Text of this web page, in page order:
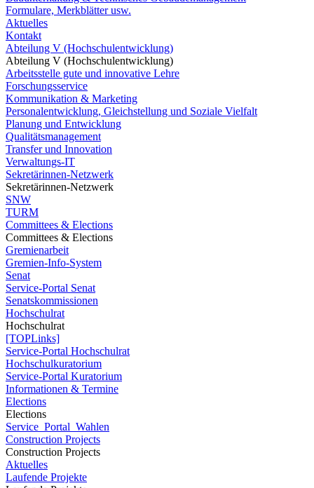
Formulare, Merkblätter usw.
Aktuelles
Kontakt
Abteilung V (Hochschulentwicklung)
Abteilung V (Hochschulentwicklung)
Arbeitsstelle gute und innovative Lehre
Forschungsservice
Kommunikation & Marketing
Personalentwicklung, Gleichstellung und Soziale Vielfalt
Planung und Entwicklung
Qualitätsmanagement
Transfer und Innovation
Verwaltungs-IT
Sekretärinnen-Netzwerk
Sekretärinnen-Netzwerk
SNW
TURM
Committees & Elections
Committees & Elections
Gremienarbeit
Gremien-Info-System
Senat
Service-Portal Senat
Senatskommissionen
Hochschulrat
Hochschulrat
[TOPLinks]
Service-Portal Hochschulrat
Hochschulkuratorium
Service-Portal Kuratorium
Informationen & Termine
Elections
Elections
Service_Portal_Wahlen
Construction Projects
Construction Projects
Aktuelles
Laufende Projekte